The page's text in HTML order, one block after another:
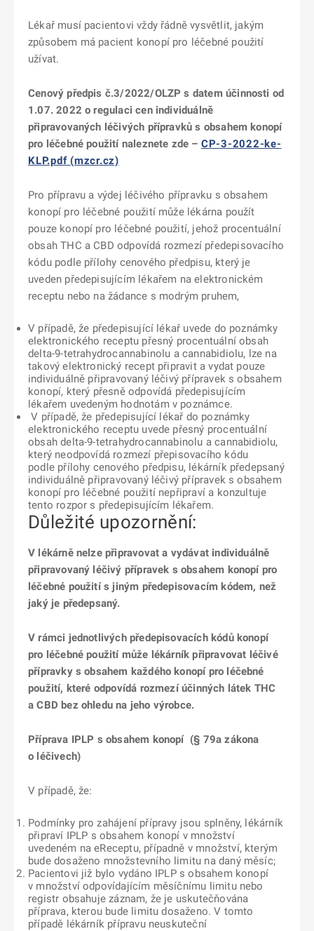
Lékař musí pacientovi vždy řádně vysvětlit, jakým
způsobem má pacient konopí pro léčebné použití
užívat.
Cenový předpis č.3/2022/OLZP s datem účinnosti od
1.07. 2022 o regulaci cen individuálně
připravovaných léčivých přípravků s obsahem konopí
pro léčebné použití naleznete zde – CP-3-2022-ke-
KLP.pdf (mzcr.cz)
Pro přípravu a výdej léčivého přípravku s obsahem
konopí pro léčebné použití může lékárna použít
pouze konopí pro léčebné použití, jehož procentuální
obsah THC a CBD odpovídá rozmezí předepisovacího
kódu podle přílohy cenového předpisu, který je
uveden předepisujícím lékařem na elektronickém
receptu nebo na žádance s modrým pruhem,
V případě, že předepisující lékař uvede do poznámky
elektronického receptu přesný procentuální obsah
delta-9-tetrahydrocannabinolu a cannabidiolu, lze na
takový elektronický recept připravit a vydat pouze
individuálně připravovaný léčivý přípravek s obsahem
konopí, který přesně odpovídá předepisujícím
lékařem uvedeným hodnotám v poznámce.
V případě, že předepisující lékař do poznámky
elektronického receptu uvede přesný procentuální
obsah delta-9-tetrahydrocannabinolu a cannabidiolu,
který neodpovídá rozmezí přepisovacího kódu
podle přílohy cenového předpisu, lékárník předepsaný
individuálně připravovaný léčivý přípravek s obsahem
konopí pro léčebné použití nepřipraví a konzultuje
tento rozpor s předepisujícím lékařem.
Důležité upozornění:
V lékárně nelze připravovat a vydávat individuálně
připravovaný léčivý přípravek s obsahem konopí pro
léčebné použití s jiným předepisovacím kódem, než
jaký je předepsaný.
V rámci jednotlivých předepisovacích kódů konopí
pro léčebné použití může lékárník připravovat léčivé
přípravky s obsahem každého konopí pro léčebné
použití, které odpovídá rozmezí účinných látek THC
a CBD bez ohledu na jeho výrobce.
Příprava IPLP s obsahem konopí (§ 79a zákona
o léčivech)
V případě, že:
Podmínky pro zahájení přípravy jsou splněny, lékárník
připraví IPLP s obsahem konopí v množství
uvedeném na eReceptu, případně v množství, kterým
bude dosaženo množstevního limitu na daný měsíc;
Pacientovi již bylo vydáno IPLP s obsahem konopí
v množství odpovídajícím měsíčnímu limitu nebo
registr obsahuje záznam, že je uskutečňována
příprava, kterou bude limitu dosaženo. V tomto
případě lékárník přípravu neuskuteční